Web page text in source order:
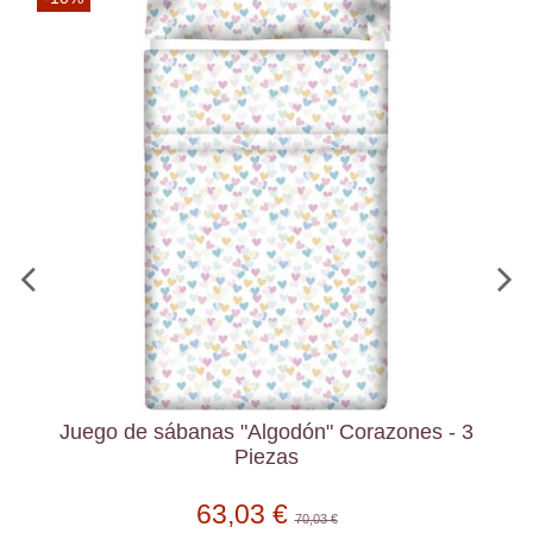
Juego de sábanas "Algodón" Corazones - 3
Piezas
63,03 €70,03 €